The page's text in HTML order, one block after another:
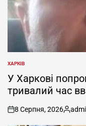
ОПУБЛІКУВАТИ
У
ХАРКІВ
У Харкові
тривалий час
on
8 Серпня, 2026